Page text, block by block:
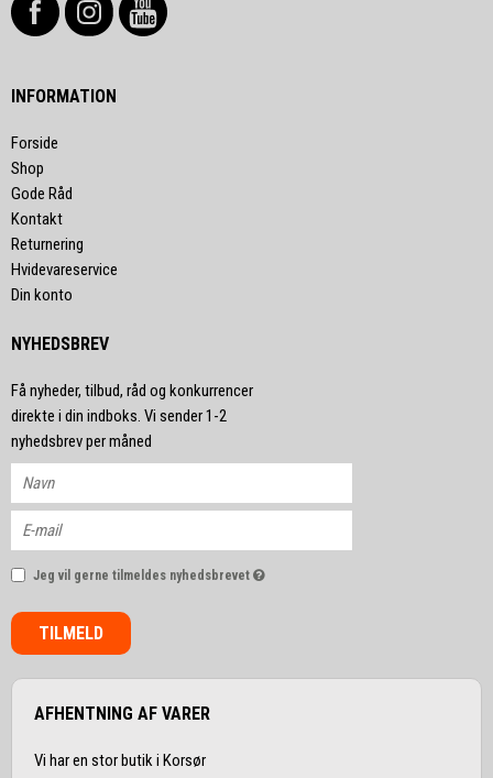
INFORMATION
Forside
Shop
Gode Råd
Kontakt
Returnering
Hvidevareservice
Din konto
NYHEDSBREV
Få nyheder, tilbud, råd og konkurrencer
direkte i din indboks. Vi sender 1-2
nyhedsbrev per måned
Jeg vil gerne tilmeldes nyhedsbrevet
TILMELD
AFHENTNING AF VARER
Vi har en stor butik i Korsør